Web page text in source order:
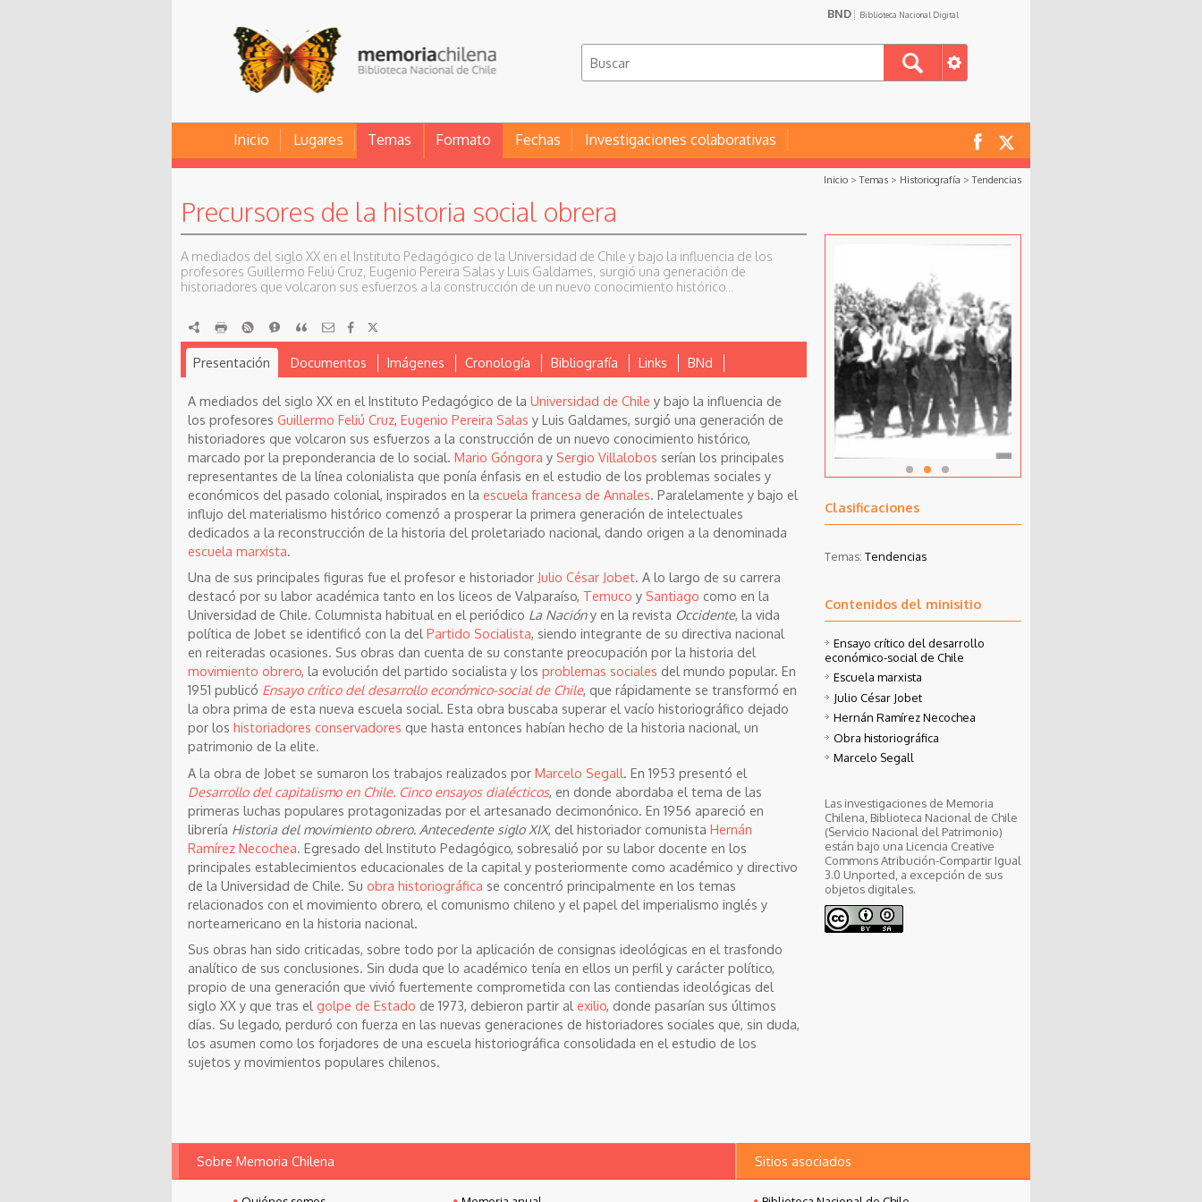
BND Biblioteca Nacional Digital
Inicio Lugares Temas Formato Fechas Investigaciones colaborativas
Inicio>Temas> Historiografía >Tendencias
Precursores de la historia social obrera
A mediados del siglo XX en el Instituto Pedagógico de la Universidad de Chile y bajo la influencia de los
profesores Guillermo Feliú Cruz, Eugenio Pereira Salas y Luis Galdames, surgió una generación de
historiadores que volcaron sus esfuerzos a la construcción de un nuevo conocimiento histórico...
RDF imprimirRSS ReportarCitar
Presentación Documentos Imágenes Cronología Bibliografía Links BNd
A mediados del siglo XX en el Instituto Pedagógico de la Universidad de Chile y bajo la influencia de
los profesores Guillermo Feliú Cruz, Eugenio Pereira Salas y Luis Galdames, surgió una generación de
historiadores que volcaron sus esfuerzos a la construcción de un nuevo conocimiento histórico,
marcado por la preponderancia de lo social. Mario Góngora y Sergio Villalobos serían los principales
representantes de la línea colonialista que ponía énfasis en el estudio de los problemas sociales y
económicos del pasado colonial, inspirados en la escuela francesa de Annales . Paralelamente y bajo el
influjo del materialismo histórico comenzó a prosperar la primera generación de intelectuales
dedicados a la reconstrucción de la historia del proletariado nacional, dando origen a la denominada
escuela marxista
Una de sus principales figuras fue el profesor e historiador Julio César Jobet. A lo largo de su carrera
destacó por su labor académica tanto en los liceos de Valparaíso, Temuco y Santiago como en la
Universidad de Chile. Columnista habitual en el periódico La Nacióny en la revista Occidente, la vida
política de Jobet se identificó con la del Partido Socialista, siendo integrante de su directiva nacional
en reiteradas ocasiones. Sus obras dan cuenta de su constante preocupación por la historia del
movimiento obrero, la evolución del partido socialista y los problemas sociales del mundo popular. En
1951 publicó Ensayo crítico del desarrollo económico-social de Chile, que rápidamente se transformó en
la obra prima de esta nueva escuela social. Esta obra buscaba superar el vacío historiográfico dejado
por los historiadores conservadores que hasta entonces habían hecho de la historia nacional, un
patrimonio de la elite.
A la obra de Jobet se sumaron los trabajos realizados por Marcelo Segall. En 1953 presentó el
Desarrollo del capitalismo en Chile. Cinco ensayos dialécticos, en donde abordaba el tema de las
primeras luchas populares protagonizadas por el artesanado decimonónico. En 1956 apareció en
librería Historia del movimiento obrero. Antecedente siglo XIX, del historiador comunista Hernán
Ramírez Necochea. Egresado del Instituto Pedagógico, sobresalió por su labor docente en los
principales establecimientos educacionales de la capital y posteriormente como académico y directivo
de la Universidad de Chile. Su obra historiográfica se concentró principalmente en los temas
relacionados con el movimiento obrero, el comunismo chileno y el papel del imperialismo inglés y
norteamericano en la historia nacional.
Sus obras han sido criticadas, sobre todo por la aplicación de consignas ideológicas en el trasfondo
analítico de sus conclusiones. Sin duda que lo académico tenía en ellos un perfil y carácter político,
propio de una generación que vivió fuertemente comprometida con las contiendas ideológicas del
siglo XX y que tras el golpe de Estado de 1973, debieron partir al exilio, donde pasarían sus últimos
días. Su legado, perduró con fuerza en las nuevas generaciones de historiadores sociales que, sin duda,
los asumen como los forjadores de una escuela historiográfica consolidada en el estudio de los
sujetos y movimientos populares chilenos.
Clasificaciones
Temas: Tendencias
Contenidos del minisitio
Ensayo crítico del desarrollo
económico-social de Chile
Escuela marxista
Julio César Jobet
Hernán Ramírez Necochea
Obra historiográfica
Marcelo Segall
Las investigaciones de Memoria
Chilena, Biblioteca Nacional de Chile
(Servicio Nacional del Patrimonio)
están bajo una Licencia Creative
Commons Atribución-Compartir Igual
3.0 Unported, a excepción de sus
objetos digitales.
Sobre Memoria Chilena Sitios asociados